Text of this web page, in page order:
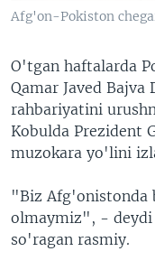
Afg'on-Pokiston
O'tgan haftalarda
Qamar Javed
rahbariyatini
Kobulda Prezident
muzokara yo'lini
"Biz Afg'onistonda
olmaymiz", -
so'ragan rasmiy.